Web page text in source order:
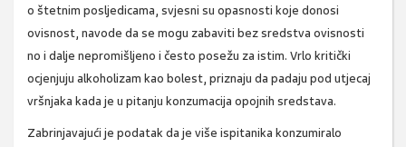
o štetnim posljedicama, svjesni su opasnosti koje donosi
ovisnost, navode da se mogu zabaviti bez sredstva ovisnosti
no i dalje nepromišljeno i često posežu za istim. Vrlo kritički
ocjenjuju alkoholizam kao bolest, priznaju da padaju pod utjecaj
vršnjaka kada je u pitanju konzumacija opojnih sredstava.
Zabrinjavajući je podatak da je više ispitanika konzumiralo